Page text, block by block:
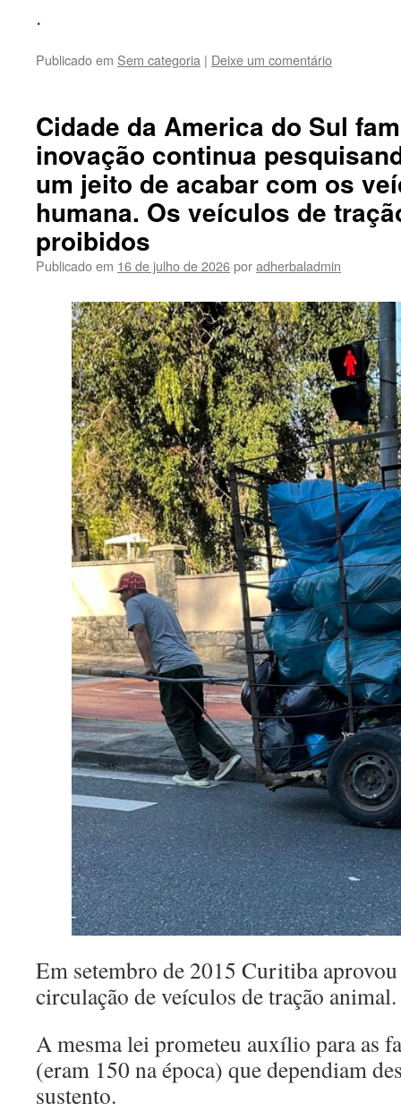
.
Publicado em Sem categoria | Deixe um comentário
Cidade da America do Sul
inovação continua
um jeito de acabar com os
humana. Os veículos de
proibidos
Publicado em 16 de julho de 2026poradherbaladmin
Em setembro de 2015 Curitiba
circulação de veículos de tração animal.
A mesma lei prometeu auxílio para as
(eram 150 na época) que dependiam
sustento.